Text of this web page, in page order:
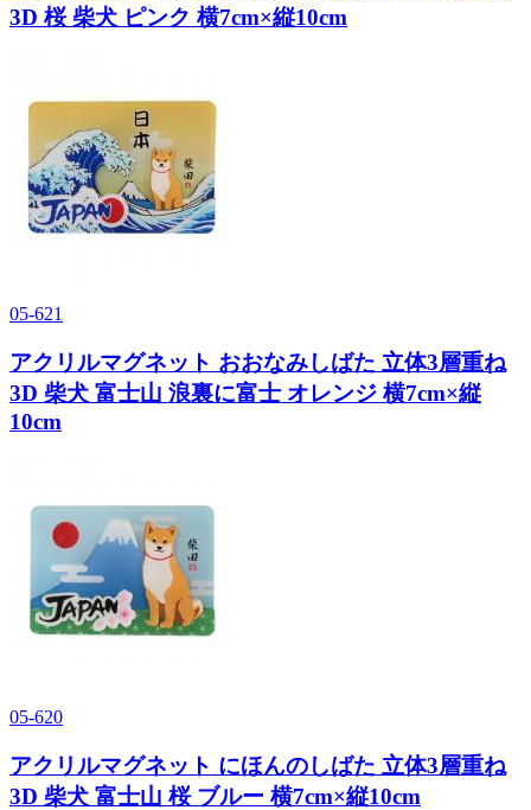
3D 桜 柴犬 ピンク 横7cm×縦10cm
05-621
アクリルマグネット おおなみしばた 立体3層重ね
3D 柴犬 富士山 浪裏に富士 オレンジ 横7cm×縦
10cm
05-620
アクリルマグネット にほんのしばた 立体3層重ね
3D 柴犬 富士山 桜 ブルー 横7cm×縦10cm